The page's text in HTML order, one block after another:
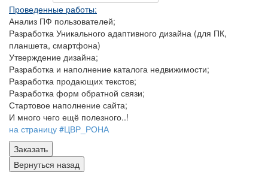
Проведенные работы:
Анализ ПФ пользователей;
Разработка Уникального адаптивного дизайна (для ПК,
планшета, смартфона)
Утверждение дизайна;
Разработка и наполнение каталога недвижимости;
Разработка продающих текстов;
Разработка форм обратной связи;
Стартовое наполнение сайта;
И много чего ещё полезного..!
на страницу #ЦВР_РОНА